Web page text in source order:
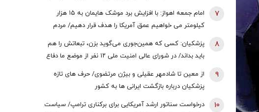
امام‌ جمعه اهواز: با افزایش برد موشک هایمان به ۱۵ هزار
کیلومتر می خواهیم عمق آمریکا را هدف قرار دهیم/ مردم
حجاب و عفاف بی تفاوت باشیم
7
پزشکیان: کسی که همین‌جوری می‌گوید بزن، تبعاتش را هم
باید بداند/ در شورای عالی امنیت ملی ۱۲ نفر از موضع ما دفاع
8
از معین تا شادمهر عقیلی و بیژن مرتضوی/ حرف های تازه
پزشکیان درباره بازگشت ایرانی ها به کشور
9
درخواست سناتور ارشد آمریکایی برای برکناری ترامپ/ سیاست
10